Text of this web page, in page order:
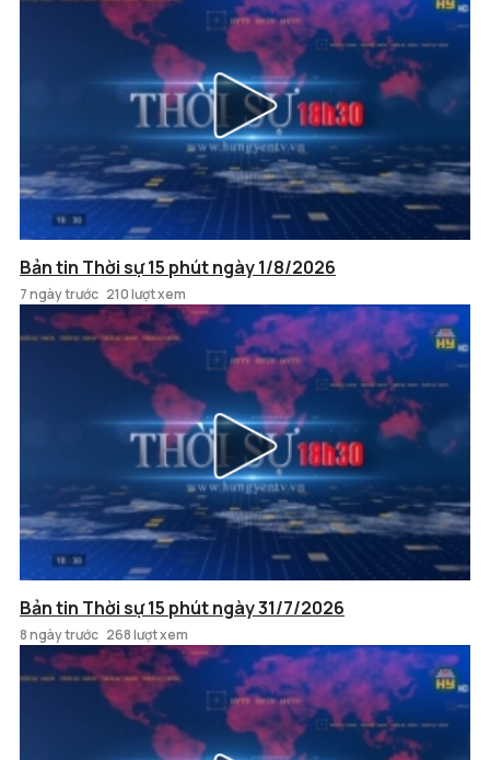
Bản tin Thời sự 15 phút ngày 1/8/2026
7 ngày trước 210 lượt xem
Bản tin Thời sự 15 phút ngày 31/7/2026
8 ngày trước 268 lượt xem